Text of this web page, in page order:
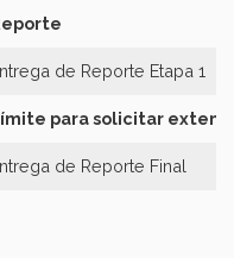
de Reporte Etapa 1
para solicitar
de Reporte Final